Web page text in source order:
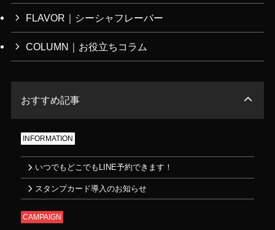
FLAVOR｜シーシャフレーバー
COLUMN｜お役立ちコラム
おすすめ記事
INFORMATION
いつでもどこでもLINE予約できます！
スタンプカード導入のお知らせ
CAMPAIGN